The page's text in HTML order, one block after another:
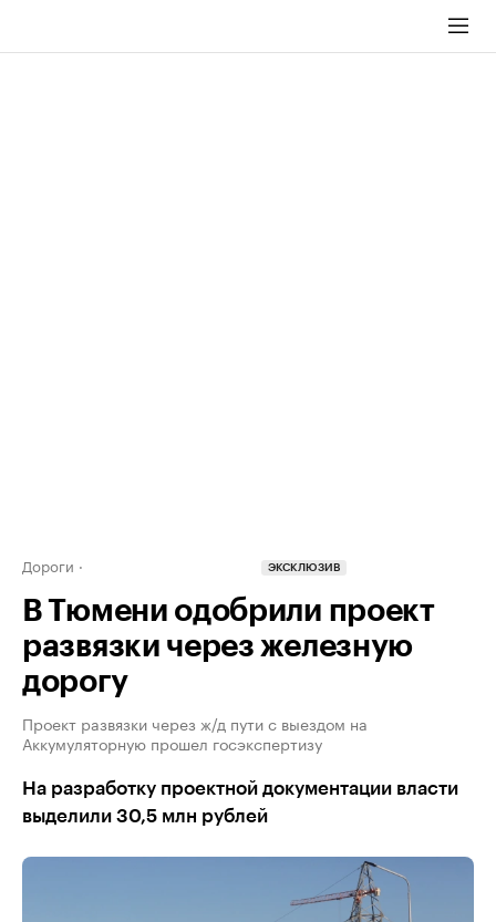
Дороги ЭКСКЛЮЗИВ
В Тюмени одобрили проект
развязки через железную
дорогу
Проект развязки через ж/д пути с выездом на
Аккумуляторную прошел госэкспертизу
На разработку проектной документации власти
выделили 30,5 млн рублей